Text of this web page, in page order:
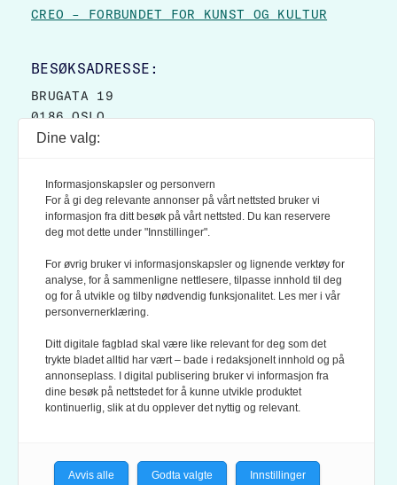
CREO – FORBUNDET FOR KUNST OG KULTUR
BESØKSADRESSE:
BRUGATA 19
0186 OSLO
POSTBOKS 9007 GRØNLAND
0133 OSLO
LES OGSÅ:
KONTEKSTS PERSONVERN-POLICY
KONTEKST ER MEDLEM AV FAGPRESSEN OG
VÆR VARSOM-PLAKATEN
Dine valg:
Informasjonskapsler og personvern
For å gi deg relevante annonser på vårt nettsted bruker vi
informasjon fra ditt besøk på vårt nettsted. Du kan reservere
deg mot dette under "Innstillinger".
For øvrig bruker vi informasjonskapsler og lignende verktøy for
analyse, for å sammenligne nettlesere, tilpasse innhold til deg
og for å utvikle og tilby nødvendig funksjonalitet. Les mer i vår
personvernerklæring.
Ditt digitale fagblad skal være like relevant for deg som det
trykte bladet alltid har vært – bade i redaksjonelt innhold og på
annonseplass. I digital publisering bruker vi informasjon fra
dine besøk på nettstedet for å kunne utvikle produktet
kontinuerlig, slik at du opplever det nyttig og relevant.
Avvis alle Godta valgte Innstillinger